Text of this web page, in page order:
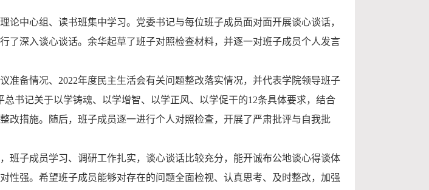
中心组、读书班集中学习。党委书记与每位班子成员面对面开展谈心谈话，
了深入谈心谈话。余华起草了班子对照检查材料，并逐一对班子成员个人发言
准备情况、 2022年度民主生活会有关问题整改落实情况，并代表学院领导班子
总书记关于以学铸魂、以学增智、以学正风、以学促干的12条具体要求，结合
改措施。随后，班子成员逐一进行个人对照检查，开展了严肃批评与自我批
班子成员学习、调研工作扎实，谈心谈话比较充分，能开诚布公地谈心得谈体
性强。 希望班子成员能够对存在的问题全面检视、认真思考、及时整改，加强